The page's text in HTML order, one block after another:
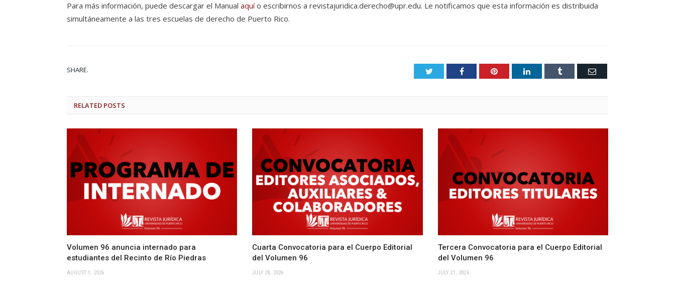
Para más información, puede descargar el Manual aquío escribirnos a revistajuridica.derecho@upr.edu. Le notificamos que esta información es distribuida
simultáneamente a las tres escuelas de derecho de Puerto Rico.
SHARE. Twitter Facebook Pinterest LinkedIn Tumblr Email
RELATED POSTS
Volumen 96 anuncia internado para
estudiantes del Recinto de Río Piedras
AUGUST 1, 2026
Cuarta Convocatoria para el Cuerpo Editorial
del Volumen 96
JULY 28, 2026
Tercera Convocatoria para el Cuerpo Editorial
del Volumen 96
JULY 21, 2026